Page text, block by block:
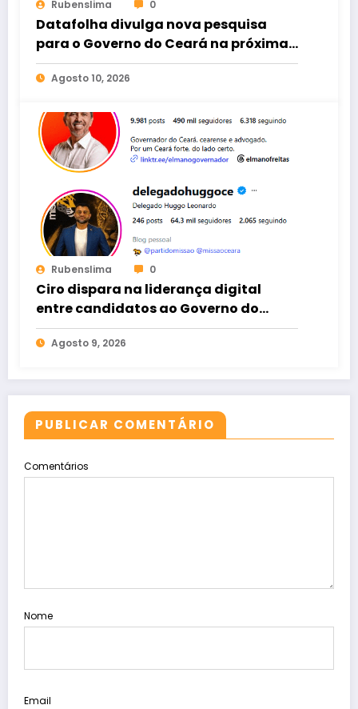
Rubenslima 0
Datafolha divulga nova pesquisa
para o Governo do Ceará na próxima
quinta-feira
Agosto 10, 2026
Rubenslima 0
Ciro dispara na liderança digital
entre candidatos ao Governo do
Ceará
Agosto 9, 2026
PUBLICAR COMENTÁRIO
Comentários
Nome
Email